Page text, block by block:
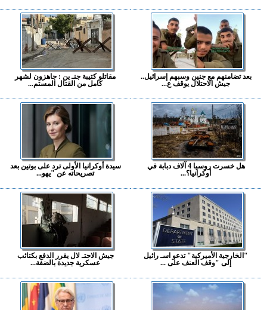
بعد تضامنهم مع جنين وسبهم إسرائيل..
جيش الاحتلال يوقف ع...
مقاتلو كتيبة جنـ ين : جاهزون لشهر
كامل من القتال المستم...
هل خسرت روسيا 4 آلاف دبابة في
أوكرانيا؟...
سيدة أوكرانيا الأولى ترد على بوتين بعد
تصريحاته عن "يهو...
"الخارجية الأميركية" تدعو اسـ رائيل
إلى "وقف العنف على ...
جيش الاحتـ لال يقرر الدفع بكتائب
عسكرية جديدة بالضفة...